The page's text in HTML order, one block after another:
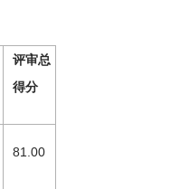
评审总
得分
81.00